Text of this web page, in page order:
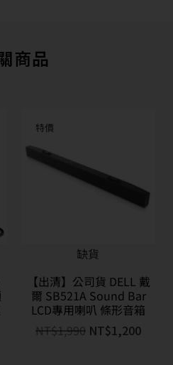
商品
特價
缺貨
【出清】公司貨 DELL 戴
爾 SB521A Sound Bar
LCD專用喇叭 條形音箱
NT$1,990 NT$1,200